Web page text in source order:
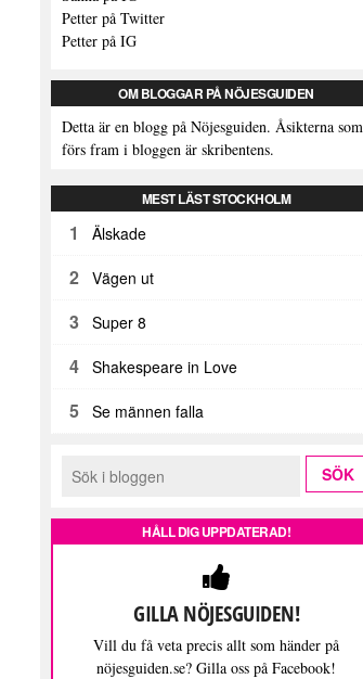
Petter på Twitter
Petter på IG
OM BLOGGAR PÅ NÖJESGUIDEN
Detta är en blogg på Nöjesguiden. Åsikterna som
förs fram i bloggen är skribentens.
MEST LÄST STOCKHOLM
1 Älskade
2 Vägen ut
3 Super 8
4 Shakespeare in Love
5 Se männen falla
HÅLL DIG UPPDATERAD!
GILLA NÖJESGUIDEN!
Vill du få veta precis allt som händer på
nöjesguiden.se? Gilla oss på Facebook!